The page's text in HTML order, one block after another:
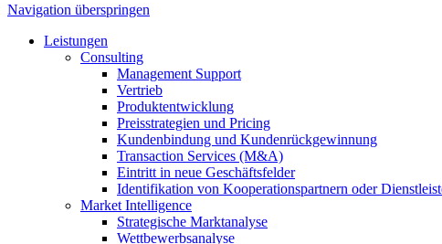
Navigation überspringen
Leistungen
Consulting
Management Support
Vertrieb
Produktentwicklung
Preisstrategien und Pricing
Kundenbindung und Kundenrückgewinnung
Transaction Services (M&A)
Eintritt in neue Geschäftsfelder
Identifikation von Kooperationspartnern oder
Market Intelligence
Strategische Marktanalyse
Wettbewerbsanalyse